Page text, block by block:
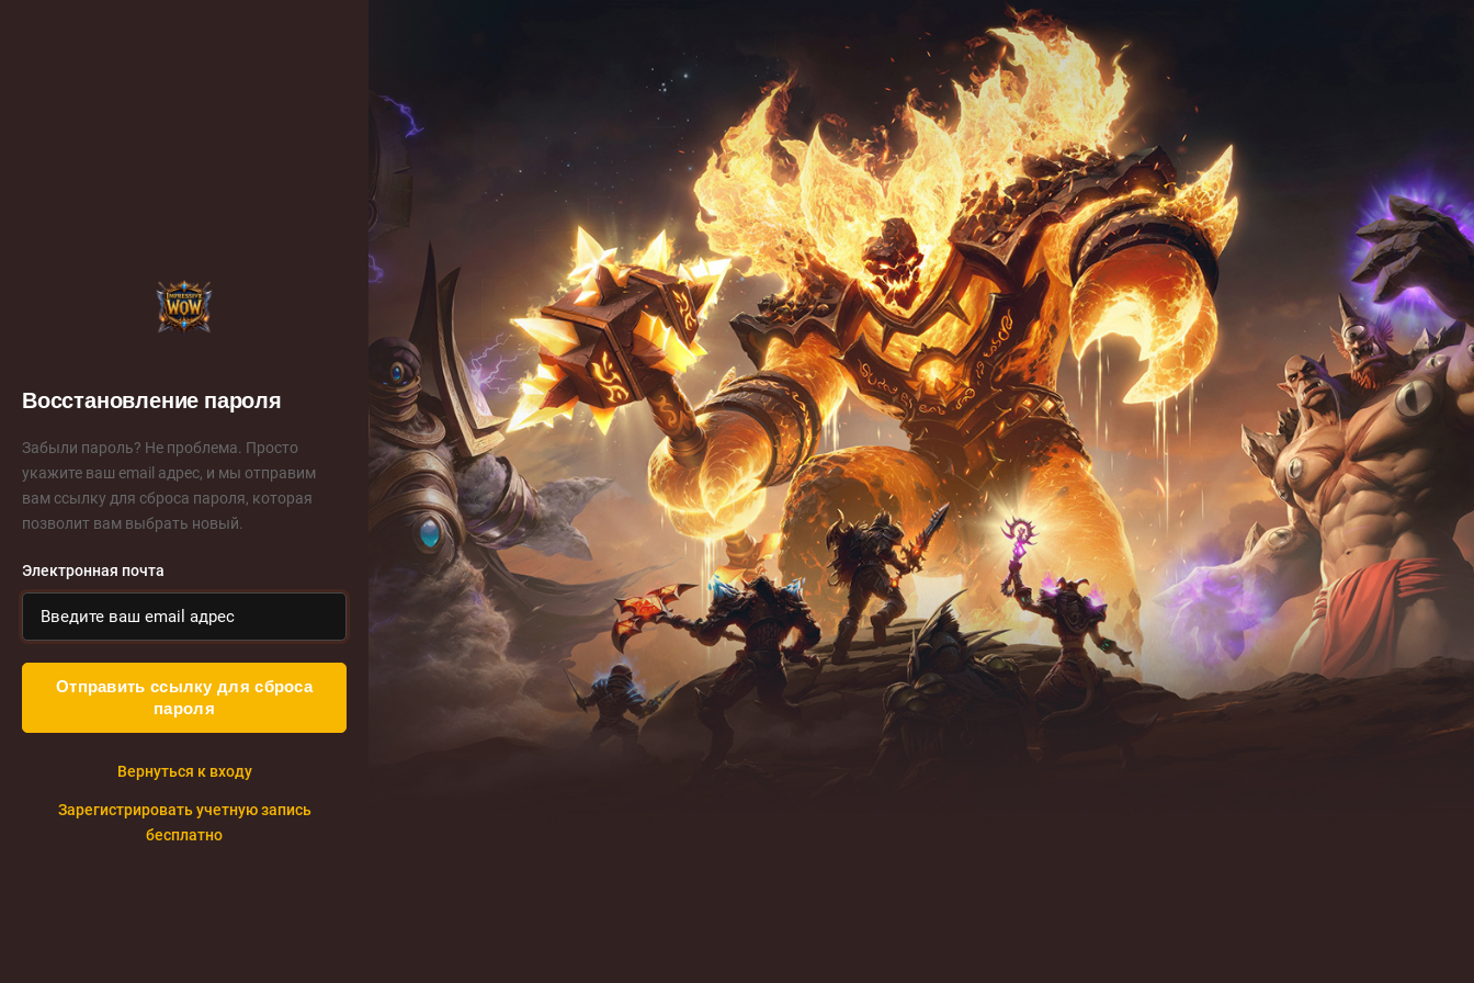
Восстановление пароля
Забыли пароль? Не проблема. Просто
укажите ваш email адрес, и мы отправим
вам ссылку для сброса пароля, которая
позволит вам выбрать новый.
Электронная почта
Отправить ссылку для сброса
пароля
Вернуться к входу
Зарегистрировать учетную запись
бесплатно